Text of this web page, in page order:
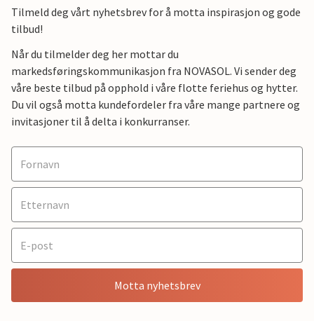
Tilmeld deg vårt nyhetsbrev for å motta inspirasjon og gode
tilbud!
Når du tilmelder deg her mottar du
markedsføringskommunikasjon fra NOVASOL. Vi sender deg
våre beste tilbud på opphold i våre flotte feriehus og hytter.
Du vil også motta kundefordeler fra våre mange partnere og
invitasjoner til å delta i konkurranser.
Motta nyhetsbrev